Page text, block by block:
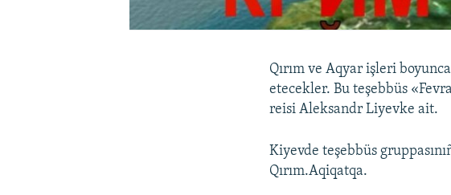
Qırım ve Aqyar işleri
etecekler. Bu teşebbüs
reisi Aleksandr Liyevke ait.
Kiyevde teşebbüs
Qırım.Aqiqatqa.